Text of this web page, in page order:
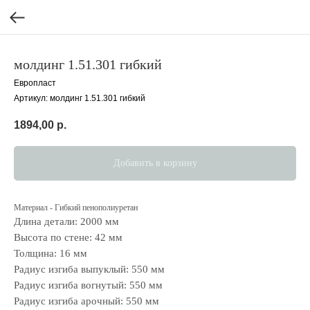
молдинг 1.51.301 гибкий
Европласт
Артикул: молдинг 1.51.301 гибкий
1894,00 р.
Добавить в корзину
Материал - Гибкий пенополиуретан
Длина детали: 2000 мм
Высота по стене: 42 мм
Толщина: 16 мм
Радиус изгиба выпуклый: 550 мм
Радиус изгиба вогнутый: 550 мм
Радиус изгиба арочный: 550 мм